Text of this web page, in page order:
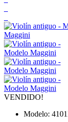
VENDIDO!
Modelo: